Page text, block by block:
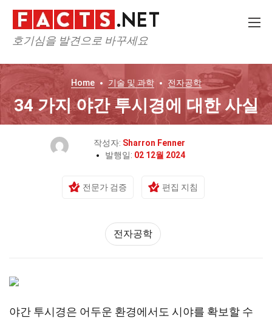
호기심을 발견으로 바꾸세요
Home 기술 및 과학 전자공학
34 가지 야간 투시경에 대한 사실
작성자: Sharron Fenner
발행일: 02 12월 2024
전문가 검증 편집 지침
전자공학
야간 투시경은 어두운 환경에서도 시야를 확보할 수